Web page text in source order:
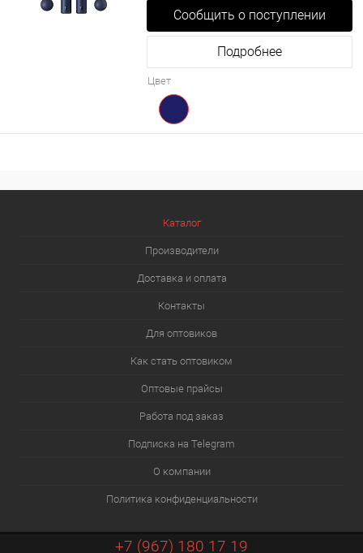
Сообщить о поступлении
Подробнее
Цвет
Каталог
Производители
Доставка и оплата
Контакты
Для оптовиков
Как стать оптовиком
Оптовые прайсы
Работа под заказ
Подписка на Telegram
О компании
Политика конфиденциальности
+7 (967) 180 17 19